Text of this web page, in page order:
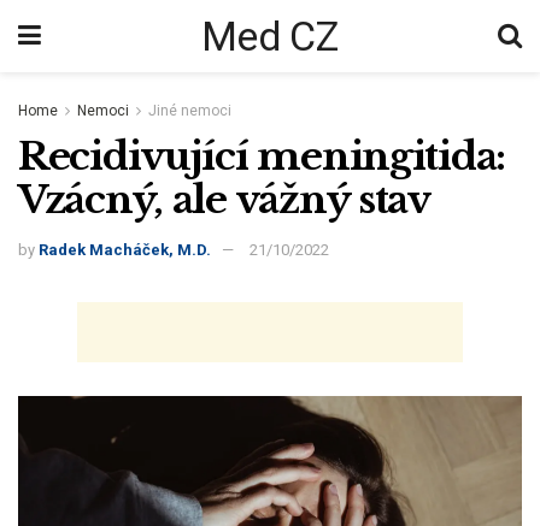
Med CZ
Home Nemoci Jiné nemoci
Recidivující meningitida:
Vzácný, ale vážný stav
by Radek Macháček, M.D. 21/10/2022